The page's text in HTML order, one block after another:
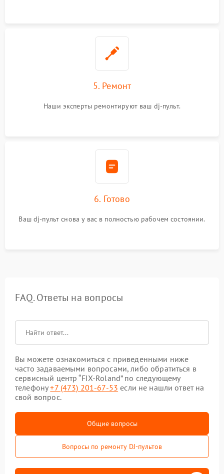
5. Ремонт
Наши эксперты ремонтируют ваш dj-пульт.
6. Готово
Ваш dj-пульт снова у вас в полностью рабочем состоянии.
FAQ. Ответы на вопросы
Вы можете ознакомиться с приведенными ниже
часто задаваемыми вопросами, либо обратиться в
сервисный центр “FIX-Roland” по следующему
телефону+7 (473) 201-67-53 если не нашли ответ на
свой вопрос.
Общие вопросы
Вопросы по ремонту DJ-пультов